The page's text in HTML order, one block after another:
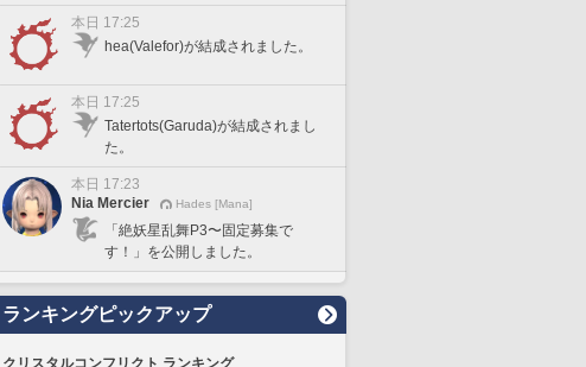
本日 17:25
hea(Valefor)が結成されました。
本日 17:25
Tatertots(Garuda)が結成されまし
た。
本日 17:23
Nia Mercier
Hades [Mana]
「絶妖星乱舞P3〜固定募集で
す！」を公開しました。
ランキングピックアップ
クリスタルコンフリクト ランキング